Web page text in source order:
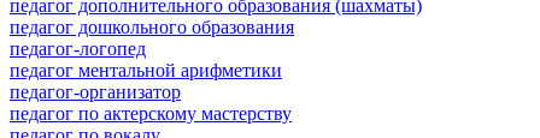
педагог дополнительного образования (шахматы)
педагог дошкольного образования
педагог-логопед
педагог ментальной арифметики
педагог-организатор
педагог по актерскому мастерству